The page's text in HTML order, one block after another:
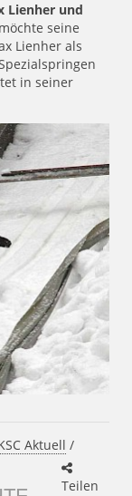
Lienher und
seine
Lienher als
in seiner
Aktuell /
Teilen